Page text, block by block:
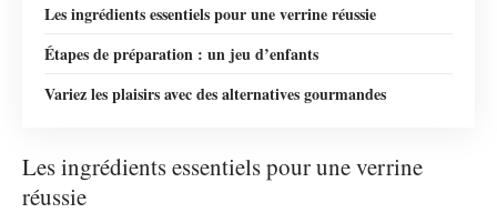
Les ingrédients essentiels pour une verrine réussie
Étapes de préparation : un jeu d’enfants
Variez les plaisirs avec des alternatives gourmandes
Les ingrédients essentiels pour une verrine
réussie